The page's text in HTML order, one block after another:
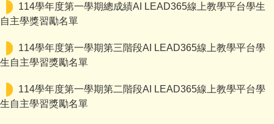
114學年度第一學期總成績AI LEAD365線上教學平台學生
自主學獎習勵名單
114學年度第一學期第三階段AI LEAD365線上教學平台學
生自主學習獎勵名單
114學年度第一學期第二階段AI LEAD365線上教學平台學
生自主學習獎勵名單